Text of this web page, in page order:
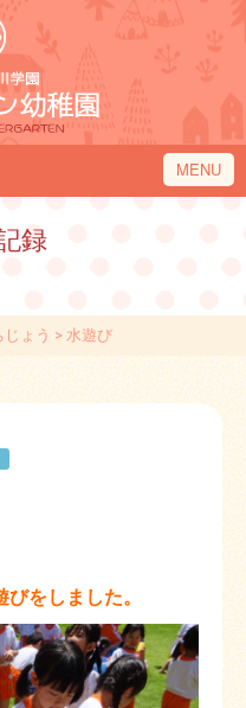
MENU
セス
録
じょう > 水遊び
をしました。